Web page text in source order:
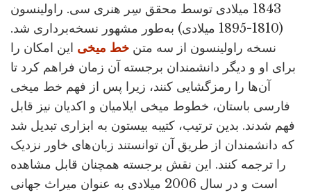
1843 میلادی توسط محقق سِر هنری سی. راولینسون
(1810-1895 میلادی) به‌طور مشهور نسخه‌برداری شد.
نسخه راولینسون از سه متن خط میخی این امکان را
برای او و دیگر دانشمندان برجسته آن زمان فراهم کرد تا
آن‌ها را رمزگشایی کنند، زیرا پس از فهم خط میخی
فارسی باستان، خطوط میخی ایلامیان و اکدیان نیز قابل
فهم شدند. بدین ترتیب، کتیبه بیستون به ابزاری تبدیل شد
که دانشمندان از طریق آن توانستند زبان‌های خاور نزدیک
را ترجمه کنند. این نقش برجسته همچنان قابل مشاهده
است و در سال 2006 میلادی به عنوان میراث جهانی